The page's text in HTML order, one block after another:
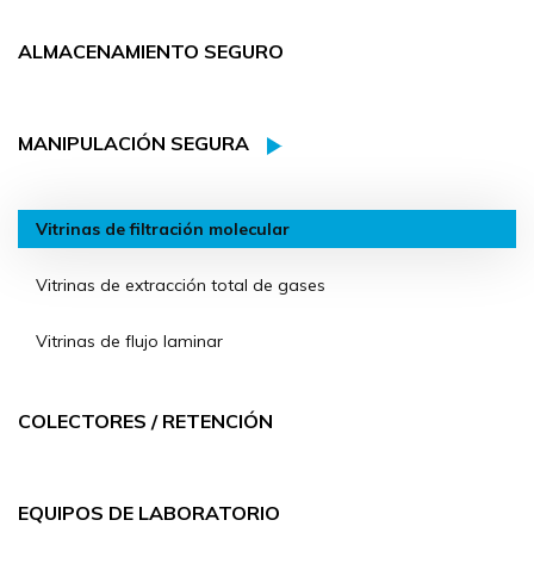
ALMACENAMIENTO SEGURO
MANIPULACIÓN SEGURA
Vitrinas de filtración molecular
Vitrinas de extracción total de gases
Vitrinas de flujo laminar
COLECTORES / RETENCIÓN
EQUIPOS DE LABORATORIO